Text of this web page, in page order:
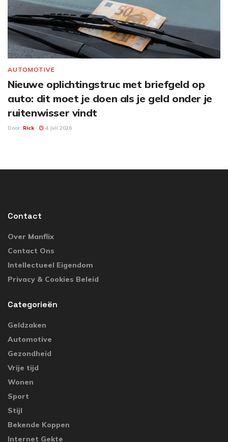
AUTOMOTIVE
Nieuwe oplichtingstruc met briefgeld op
auto: dit moet je doen als je geld onder je
ruitenwisser vindt
Door Rick 4 Juli 2026
Contact
Over Manflix
Contact Ons
Intellectueel Eigendom
Privacy & Cookies Beleid
Categorieën
Geldzaken
Automotive
Gezondheid
Vrije tijd
Wonen
Sport
Stijl
Bekende Koppen
Internet Gekte